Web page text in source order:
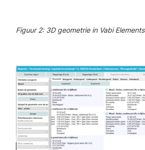
Figuur 2: 3D geometrie in Vabi Elements